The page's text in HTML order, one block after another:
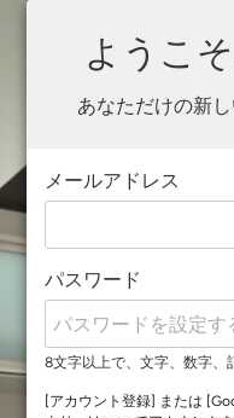
ようこ
あなただけの新
メールアドレス
パスワード
8文字以上で、文字、数字、
[アカウント登録] または